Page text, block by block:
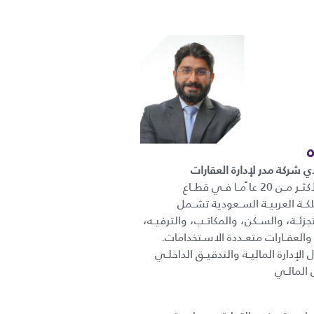
شركة مدر لإدارة العقارات
خبــرة عمليــة تمتــد لأكثــر مــن 20 عا ًمــا فــي قطــاع
العربيــة الســعودية تشــمل
والســكن، والمكاتــب، والترفيــه،
متعــددة الاسـتخدامات.
الماليــة والتدقيــق الداخلــي
المالــي